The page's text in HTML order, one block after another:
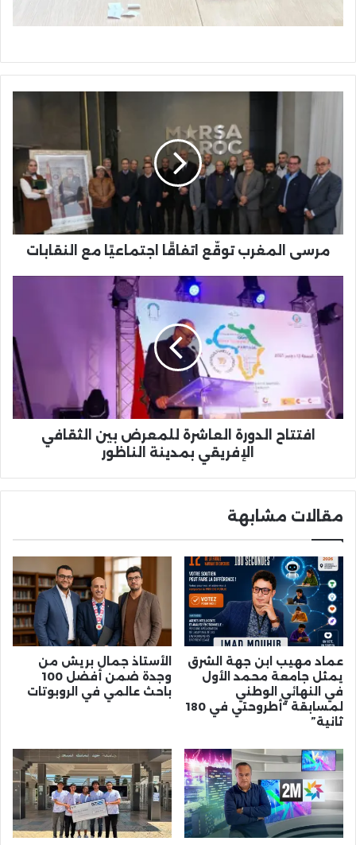
اجتماعيًا
مع
النقابات
مرسى المغرب توقّع اتفاقًا اجتماعيًا مع النقابات
الدورة
العاشرة
للمعرض
الثقافي
الإفريقي
بمدينة
الناظور
افتتاح الدورة العاشرة للمعرض بين الثقافي
الإفريقي بمدينة الناظور
مقالات مشابهة
عماد مهيب ابن جهة الشرق
يمثل جامعة محمد الأول
في النهائي الوطني
لمسابقة “أطروحتي في 180
ثانية”
الأستاذ جمال بريش من
وجدة ضمن أفضل 100
باحث عالمي في الروبوتات